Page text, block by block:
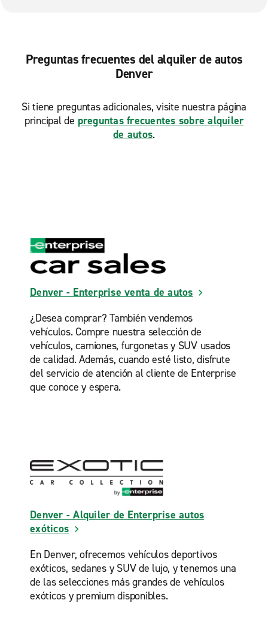
Thornton W. 104th & Zuni
Preguntas frecuentes del alquiler de autos
Denver
Si tiene preguntas adicionales, visite nuestra página
principal de preguntas frecuentes sobre alquiler
de autos.
Denver - Enterprise venta de autos
¿Desea comprar? También vendemos
vehículos. Compre nuestra selección de
vehículos, camiones, furgonetas y SUV usados
de calidad. Además, cuando esté listo, disfrute
del servicio de atención al cliente de Enterprise
que conoce y espera.
Denver - Alquiler de Enterprise autos
exóticos
En Denver, ofrecemos vehículos deportivos
exóticos, sedanes y SUV de lujo, y tenemos una
de las selecciones más grandes de vehículos
exóticos y premium disponibles.